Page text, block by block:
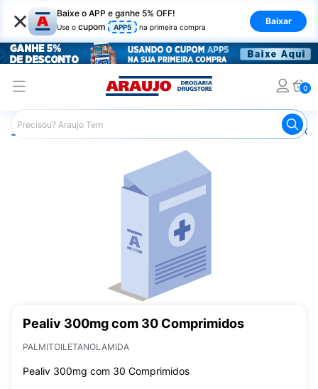
× Baixe o APP e ganhe 5% OFF!
Use o cupom APP5 na primeira compra
Baixar
0
Araujo Medicamentos Remédios para Alergias e
Pealiv 300mg com 30 Comprimidos
PALMITOILETANOLAMIDA
Pealiv 300mg com 30 Comprimidos